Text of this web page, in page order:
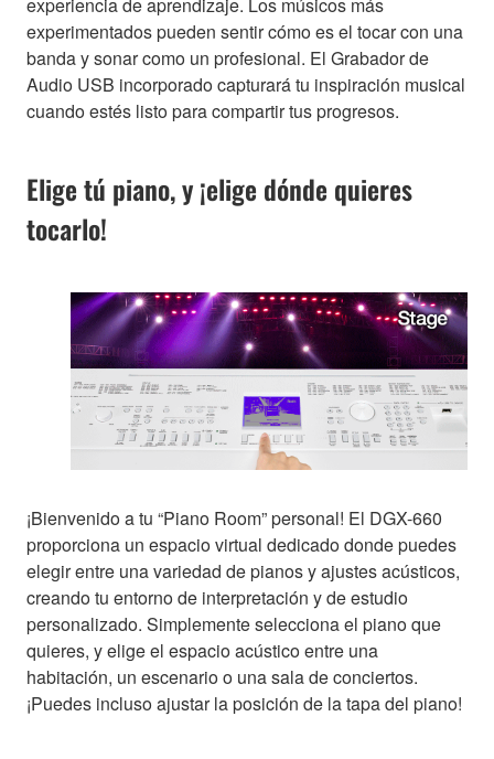
experimentados pueden sentir cómo es el tocar con una
banda y sonar como un profesional. El Grabador de
Audio USB incorporado capturará tu inspiración musical
cuando estés listo para compartir tus progresos.
Elige tú piano, y ¡elige dónde quieres
tocarlo!
¡Bienvenido a tu “Piano Room” personal! El DGX-660
proporciona un espacio virtual dedicado donde puedes
elegir entre una variedad de pianos y ajustes acústicos,
creando tu entorno de interpretación y de estudio
personalizado. Simplemente selecciona el piano que
quieres, y elige el espacio acústico entre una
habitación, un escenario o una sala de conciertos.
¡Puedes incluso ajustar la posición de la tapa del piano!